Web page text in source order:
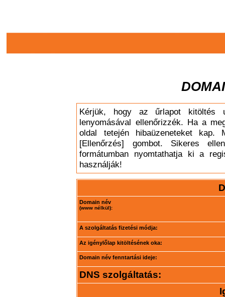
Kérjük, hogy az űrlapot kitöltés
lenyomásával ellenőrizzék. Ha a
oldal tetején hibaüzeneteket
[Ellenőrzés] gombot. Sikeres
formátumban nyomtathatja ki a
használják!
Domain név
(www nélkül):
A szolgáltatás fizetési módja:
Az igénylőlap kitöltésének oka:
Domain név fenntartási ideje:
DNS szolgáltatás: